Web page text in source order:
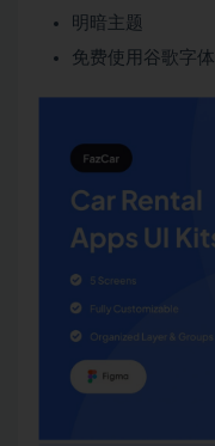
明暗主题
免费使用谷歌字体